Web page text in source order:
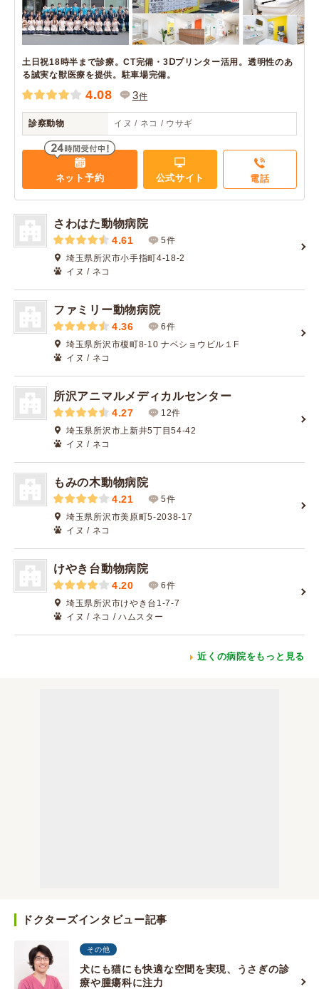
土日祝18時半まで診療。CT完備・3Ⅾプリンター活用。透明性のあ
る誠実な獣医療を提供。駐車場完備。
4.08 3件
診察動物 イヌ / ネコ / ウサギ
ネット予約 公式サイト 電話
さわはた動物病院
4.61
5件
埼玉県所沢市小手指町4-18-2
イヌ / ネコ
ファミリー動物病院
4.36
6件
埼玉県所沢市榎町8-10 ナベショウビル１F
イヌ / ネコ
所沢アニマルメディカルセンター
4.27
12件
埼玉県所沢市上新井5丁目54-42
イヌ / ネコ
もみの木動物病院
4.21
5件
埼玉県所沢市美原町5-2038-17
イヌ / ネコ
けやき台動物病院
4.20
6件
埼玉県所沢市けやき台1-7-7
イヌ / ネコ / ハムスター
近くの病院をもっと見る
ドクターズインタビュー記事
その他
犬にも猫にも快適な空間を実現、うさぎの診
療や腫瘍科に注力